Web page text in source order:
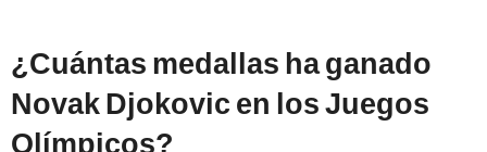
¿Cuántas medallas ha ganado
Novak Djokovic en los Juegos
Olímpicos?